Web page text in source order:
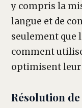
y compris la
langue et de
seulement que
comment
optimisent leur
Résolution